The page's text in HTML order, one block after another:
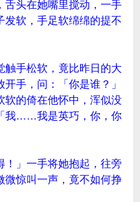
舌头在她嘴里搅动，一手
发软，手足软绵绵的提不
触手松软，竟比昨日的大
手，问：「你是谁？」
软的倚在他怀中，浑似没
我……我是英巧，你，你
！」一手将她抱起，往旁
微惊叫一声，竟不如何挣